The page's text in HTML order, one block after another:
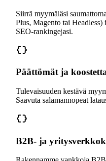
Siirrä myymäläsi
Plus, Magento tai
SEO-rankingejasi.
Päättömät ja
Tulevaisuuden kestävä
Saavuta salamannopeat
B2B- ja